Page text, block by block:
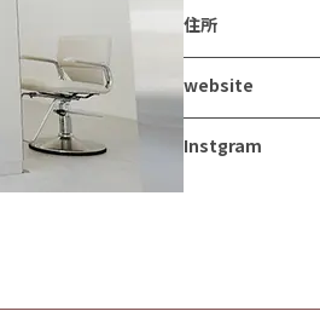
住所
website
Instgram